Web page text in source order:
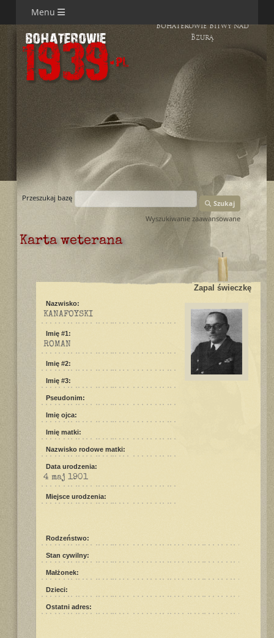
Menu
Bohaterowie Bitwy nad
Bzurą
Przeszukaj bazę
Szukaj
Wyszukiwanie zaawansowane
Karta weterana
Zapal świeczkę
Nazwisko:
KANAFOYSKI
Imię #1:
ROMAN
Imię #2:
Imię #3:
Pseudonim:
Imię ojca:
Imię matki:
Nazwisko rodowe matki:
Data urodzenia:
4 maj 1901
Miejsce urodzenia:
Rodzeństwo:
Stan cywilny:
Małżonek:
Dzieci:
Ostatni adres: